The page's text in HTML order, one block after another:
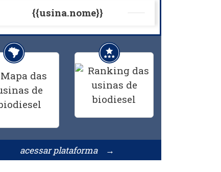
{{usina.nome}}
acessar plataforma →